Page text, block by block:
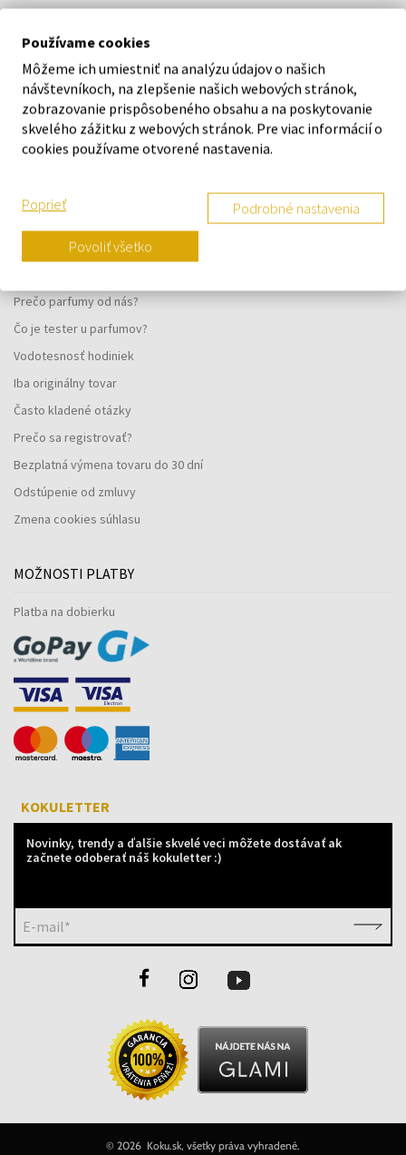
Na Bratislavskej 64/76, Šamorín, 931 01
VŠETKO O NÁKUPE
Vernostný systém
Spôsob doručenia
Prečo parfumy od nás?
Čo je tester u parfumov?
Vodotesnosť hodiniek
Iba originálny tovar
Často kladené otázky
Prečo sa registrovať?
Bezplatná výmena tovaru do 30 dní
Odstúpenie od zmluvy
Zmena cookies súhlasu
MOŽNOSTI PLATBY
Platba na dobierku
KOKULETTER
Novinky, trendy a ďalšie skvelé veci môžete dostávať ak
začnete odoberať náš kokuletter :)
E-mail*
© 2026 Koku.sk, všetky práva vyhradené.
Používame cookies
Môžeme ich umiestniť na analýzu údajov o našich
návštevníkoch, na zlepšenie našich webových stránok,
zobrazovanie prispôsobeného obsahu a na poskytovanie
skvelého zážitku z webových stránok. Pre viac informácií o
cookies používame otvorené nastavenia.
Poprieť Podrobné nastavenia
Povoliť všetko